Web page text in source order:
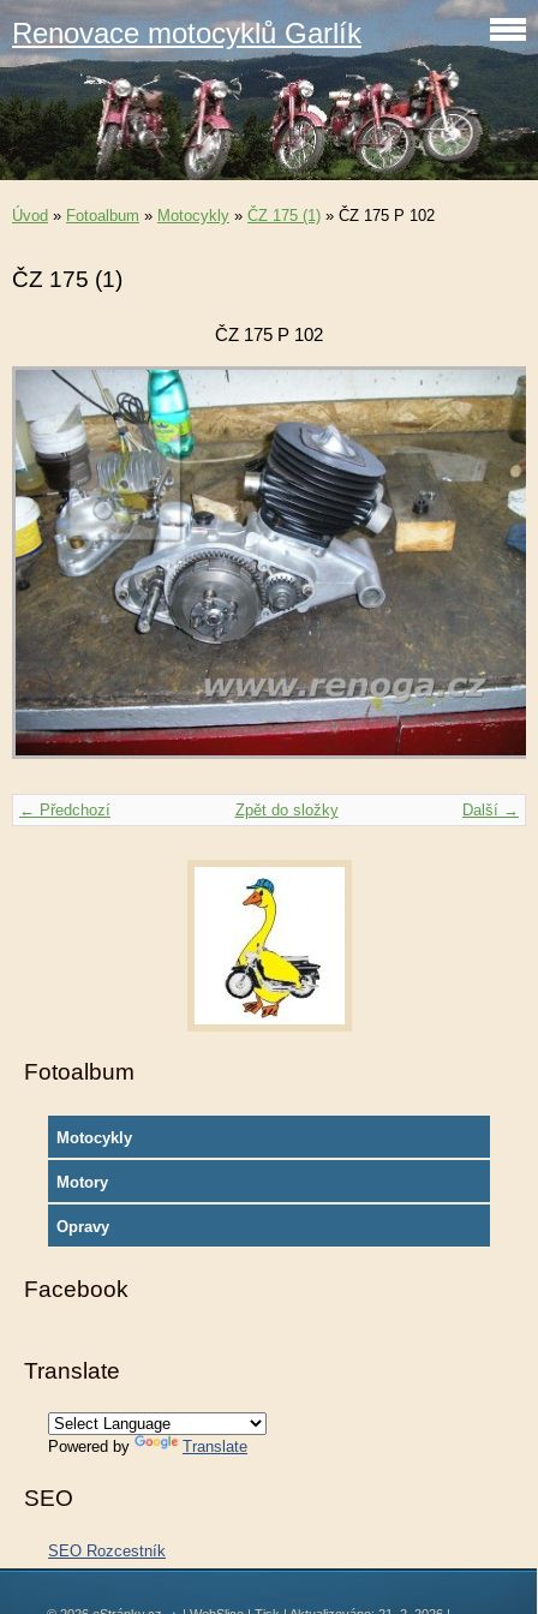
Renovace motocyklů Garlík
Úvod » Fotoalbum » Motocykly » ČZ 175 (1) » ČZ 175 P 102
ČZ 175 (1)
ČZ 175 P 102
← Předchozí Další →
Zpět do složky
Fotoalbum
Motocykly
Motory
Opravy
Facebook
Translate
Powered by Translate
SEO
SEO Rozcestník